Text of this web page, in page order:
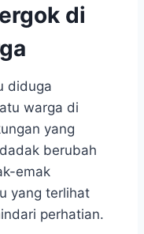
di
diduga
warga di
yang
berubah
emak
yang terlihat
perhatian.